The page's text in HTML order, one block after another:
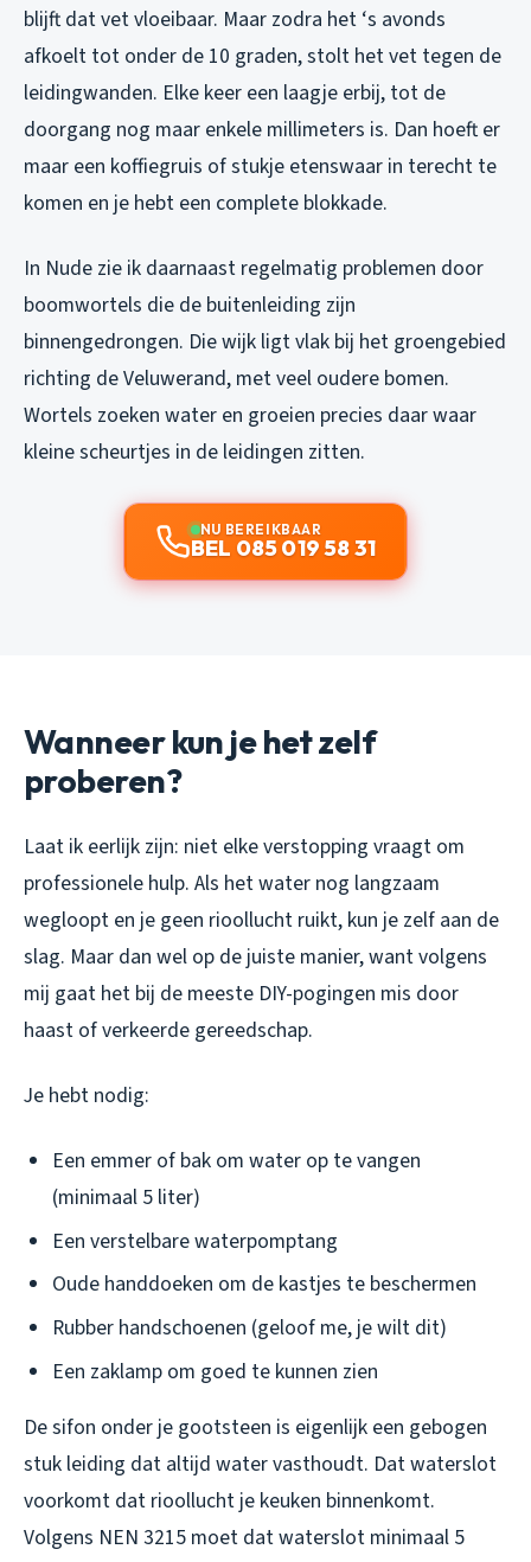
blijft dat vet vloeibaar. Maar zodra het ‘s avonds
afkoelt tot onder de 10 graden, stolt het vet tegen de
leidingwanden. Elke keer een laagje erbij, tot de
doorgang nog maar enkele millimeters is. Dan hoeft er
maar een koffiegruis of stukje etenswaar in terecht te
komen en je hebt een complete blokkade.
In Nude zie ik daarnaast regelmatig problemen door
boomwortels die de buitenleiding zijn
binnengedrongen. Die wijk ligt vlak bij het groengebied
richting de Veluwerand, met veel oudere bomen.
Wortels zoeken water en groeien precies daar waar
kleine scheurtjes in de leidingen zitten.
NU BEREIKBAAR
BEL 085 019 58 31
Wanneer kun je het zelf
proberen?
Laat ik eerlijk zijn: niet elke verstopping vraagt om
professionele hulp. Als het water nog langzaam
wegloopt en je geen rioollucht ruikt, kun je zelf aan de
slag. Maar dan wel op de juiste manier, want volgens
mij gaat het bij de meeste DIY-pogingen mis door
haast of verkeerde gereedschap.
Je hebt nodig:
Een emmer of bak om water op te vangen
(minimaal 5 liter)
Een verstelbare waterpomptang
Oude handdoeken om de kastjes te beschermen
Rubber handschoenen (geloof me, je wilt dit)
Een zaklamp om goed te kunnen zien
De sifon onder je gootsteen is eigenlijk een gebogen
stuk leiding dat altijd water vasthoudt. Dat waterslot
voorkomt dat rioollucht je keuken binnenkomt.
Volgens NEN 3215 moet dat waterslot minimaal 5